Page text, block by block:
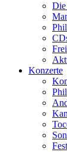
Die
Konzerte